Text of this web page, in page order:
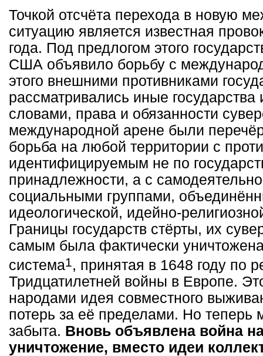
Точкой отсчёта перехода в новую
ситуацию является известная
года. Под предлогом этого
США объявило борьбу с
этого внешними противниками
рассматривались иные
словами, права и обязанности
международной арене были
борьба на любой территории с
идентифицируемым не по
принадлежности, а с
социальными группами,
идеологической, идейно-
Границы государств стёрты, их
самым была фактически
система1, принятая в 1648 году по
Тридцатилетней войны в Европе.
народами идея совместного
потерь за её пределами. Но теперь
забыта. Вновь объявлена война
уничтожение, вместо идеи